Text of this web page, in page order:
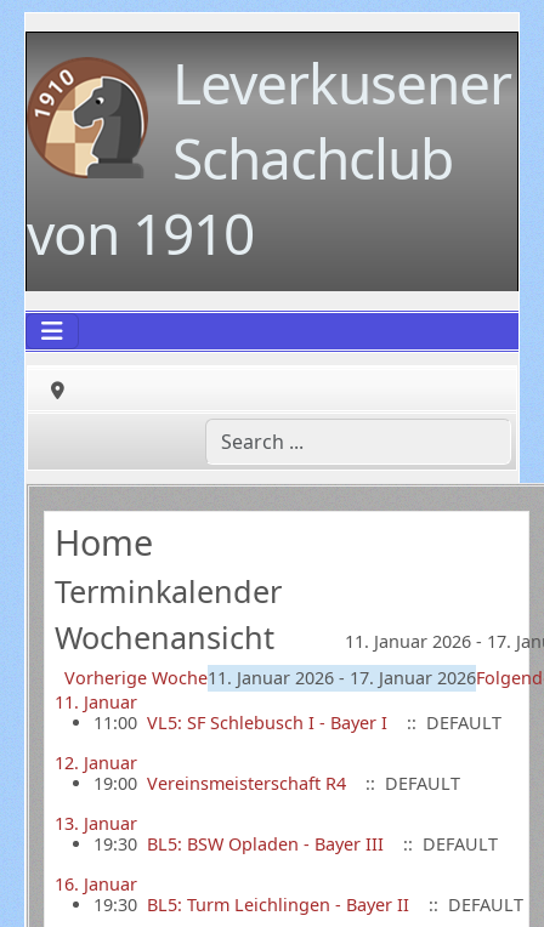
Leverkusener
Schachclub
von 1910
Home
Terminkalender
Wochenansicht
11. Januar 2026 - 17.
Vorherige Woche11. Januar 2026 - 17. Januar 2026
11. Januar
11:00VL5: SF Schlebusch I - Bayer I
:: DEFAULT
12. Januar
19:00Vereinsmeisterschaft R4
:: DEFAULT
13. Januar
19:30 BL5: BSW Opladen - Bayer III
:: DEFAULT
16. Januar
19:30 BL5: Turm Leichlingen - Bayer II :: DEFAULT